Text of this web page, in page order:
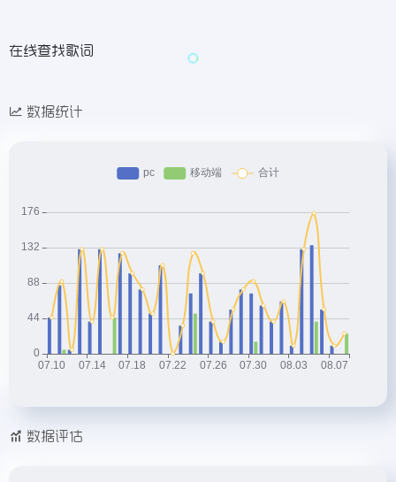
在线查找歌词
数据统计
数据评估